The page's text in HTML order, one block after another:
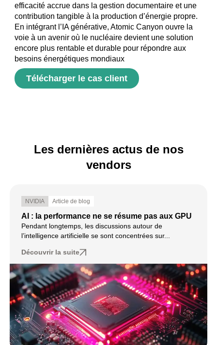
efficacité accrue dans la gestion documentaire et une
contribution tangible à la production d’énergie propre.
En intégrant l’IA générative, Atomic Canyon ouvre la
voie à un avenir où le nucléaire devient une solution
encore plus rentable et durable pour répondre aux
besoins énergétiques mondiaux
Télécharger le cas client
Les dernières actus de nos
vendors
NVIDIA Article de blog
AI : la performance ne se résume pas aux GPU
Pendant longtemps, les discussions autour de
l’intelligence artificielle se sont concentrées sur...
Découvrir la suite